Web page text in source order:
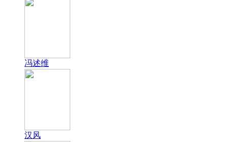
冯述维
汉风